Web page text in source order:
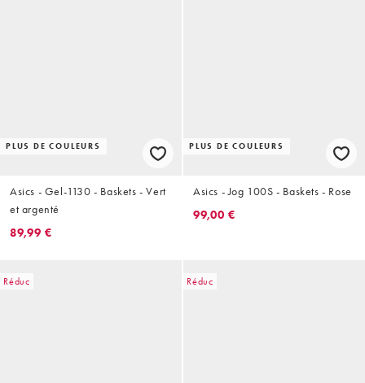
PLUS DE COULEURS
Asics - Gel-1130 - Baskets - Vert
et argenté
89,99 €
PLUS DE COULEURS
Asics - Jog 100S - Baskets - Rose
99,00 €
Réduc Réduc